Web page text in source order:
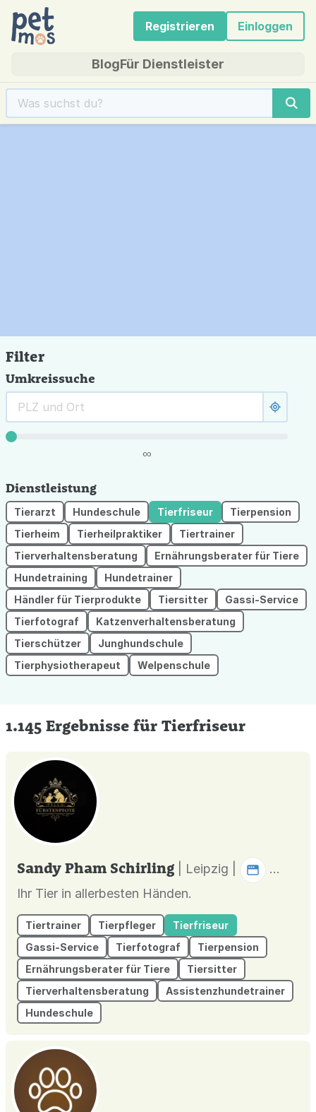
Registrieren Einloggen
BlogFür Dienstleister
Filter
Umkreissuche
∞
Dienstleistung
Tierarzt Hundeschule Tierfriseur
Tierpension
Tierheim
Tierheilpraktiker
Tiertrainer
Tierverhaltensberatung
Ernährungsberater für Tiere
Hundetraining
Hundetrainer
Händler für Tierprodukte
Tiersitter
Gassi-Service
Tierfotograf
Katzenverhaltensberatung
Tierschützer
Junghundschule
Tierphysiotherapeut
Welpenschule
1.145 Ergebnisse für Tierfriseur
Sandy Pham Schirling
| Leipzig |
Ihr Tier in allerbesten Händen.
Tiertrainer Tierpfleger
Tierfriseur
Gassi-Service
Tierfotograf
Tierpension
Ernährungsberater für Tiere
Tiersitter
Tierverhaltensberatung
Assistenzhundetrainer
Hundeschule